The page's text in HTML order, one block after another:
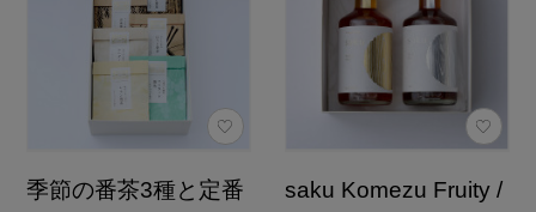
季節の番茶3種と定番
saku Komezu Fruity /